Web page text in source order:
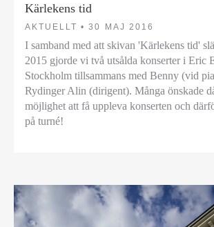
Kärlekens tid
AKTUELLT • 30 MAJ 2016
I samband med att skivan 'Kärlekens tid'
2015 gjorde vi två utsålda konserter i Eric
Stockholm tillsammans med Benny (vid
Rydinger Alin (dirigent). Många önskade
möjlighet att få uppleva konserten och
på turné!